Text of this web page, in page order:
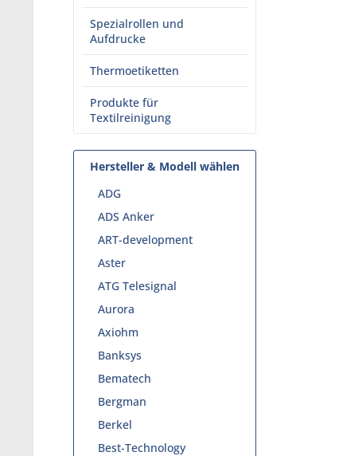
Spezialrollen und
Aufdrucke
Thermoetiketten
Produkte für
Textilreinigung
Hersteller & Modell wählen
ADG
ADS Anker
ART-development
Aster
ATG Telesignal
Aurora
Axiohm
Banksys
Bematech
Bergman
Berkel
Best-Technology